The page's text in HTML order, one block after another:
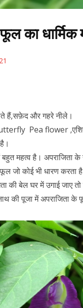
का धार्मिक
हैं,सफ़ेद और गहरे नीले।
Pea flower
महत्व है। अपराजिता
जो कोई भी धारण करता
बेल घर में उगाई जाए तो
की पूजा में अपराजिता के